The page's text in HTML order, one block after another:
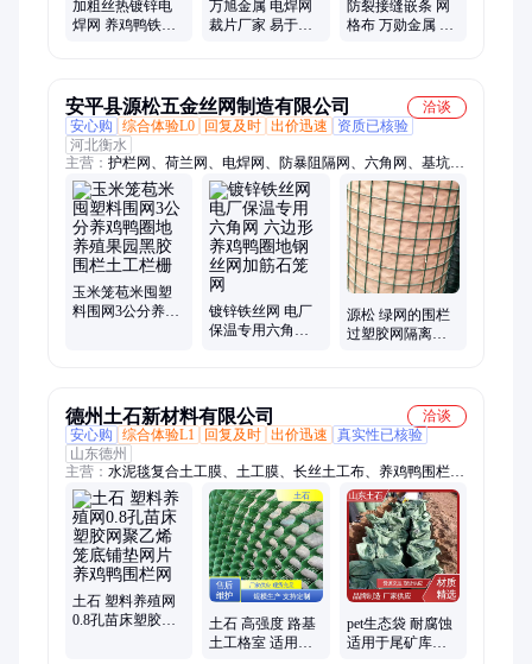
加粗丝热镀锌电
焊网 养鸡鸭铁丝
万旭金属 电焊网
裁片厂家 易于施
防裂接缝嵌条 网
格布 万勋金属 防
安平县源松五金丝网制造有限公司
洽谈
安心购
综合体验L0 回复及时 出价迅速
资质已核验
河北衡水
主营： 护栏网、荷兰网、电焊网、防暴阻隔网、六角网、基坑护
栏网、电梯井口防护门、勾花网、石笼网、塑料平网、尼龙网、
冲孔网、钢板网、轧花网、不锈钢网、矿用支护网片、刀片刺
网、钢筋网片、镀锌美格网、铁马护栏、网格布、金刚网、塔吊
围栏、钢格板
玉米笼苞米囤塑
料围网3公分养鸡
镀锌铁丝网 电厂
保温专用六角网
源松 绿网的围栏
过塑胶网隔离栅
德州土石新材料有限公司
洽谈
安心购
综合体验L1 回复及时 出价迅速
真实性已核验
山东德州
主营： 水泥毯复合土工膜、土工膜、长丝土工布、养鸡鸭围栏
网、短丝土工布、复合排水网、水泥毯、防草布、排水板、防汛
沙袋、膨润土防水毯、A20水土保护毯、高端水泥毯、土工格
室、土工格栅、水泥毯设备、三维复合排水网
土石 塑料养殖网
0.8孔苗床塑胶网
土石 高强度 路基
土工格室 适用于
pet生态袋 耐腐蚀
适用于尾矿库坝